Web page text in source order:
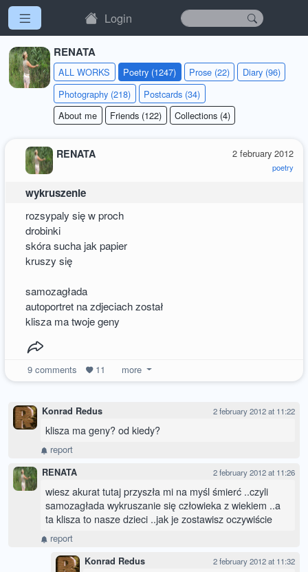
Login
RENATA
ALL WORKS Poetry (1247) Prose (22)
Diary (96)
Photography (218)
Postcards (34)
About me
Friends (122) Collections (4)
2 february 2012
poetry
RENATA
wykruszenie
rozsypaly się w proch
drobinki
skóra sucha jak papier
kruszy się
samozagłada
autoportret na zdjeciach został
klisza ma twoje geny
9comments 11 more
Konrad Redus 2 february 2012 at 11:22
klisza ma geny? od kiedy?
report
RENATA 2 february 2012 at 11:26
wiesz akurat tutaj przyszła mi na myśl śmierć ..czyli
samozagłada wykruszanie się człowieka z wiekiem ..a
ta klisza to nasze dzieci ..jak je zostawisz oczywiście
report
Konrad Redus 2 february 2012 at 11:32